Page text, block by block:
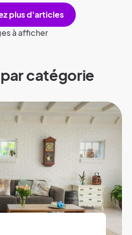
plus d'articles
à afficher
catégorie